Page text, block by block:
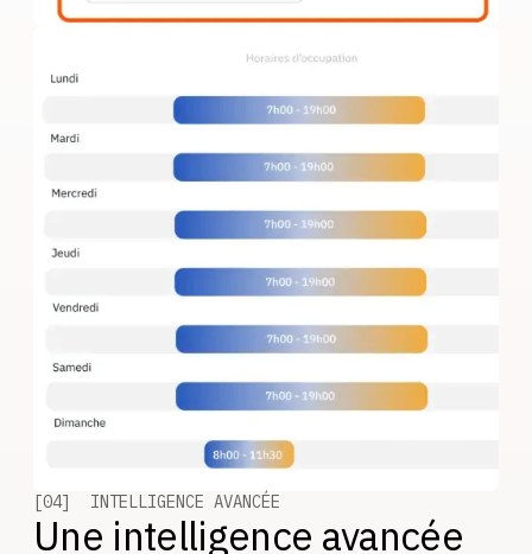
[04] INTELLIGENCE AVANCÉE
Une intelligence avancée